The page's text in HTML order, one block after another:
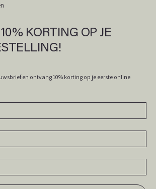
KORTING OP JE
en ontvang 10% korting op je eerste online